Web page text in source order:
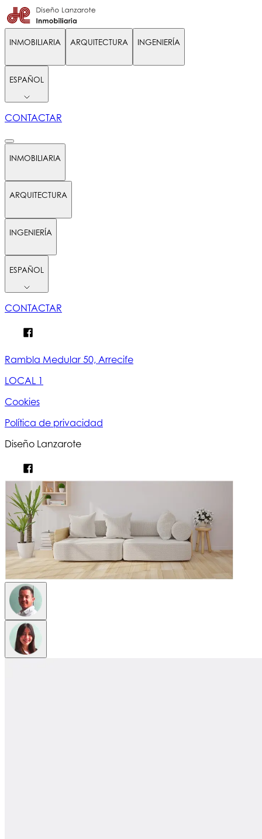
INMOBILIARIA ARQUITECTURA INGENIERÍA
ESPAÑOL
CONTACTAR
INMOBILIARIA
ARQUITECTURA
INGENIERÍA
ESPAÑOL
CONTACTAR
Rambla Medular 50, Arrecife
LOCAL 1
Cookies
Política de privacidad
Diseño Lanzarote